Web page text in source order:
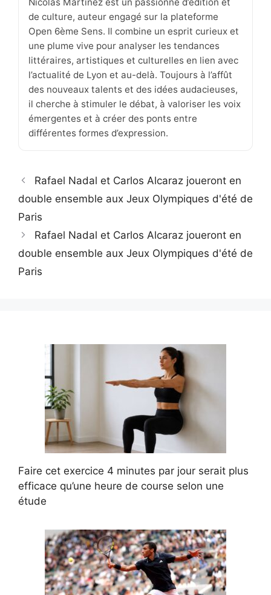
de culture, auteur engagé sur la plateforme
Open 6ème Sens. Il combine un esprit curieux et
une plume vive pour analyser les tendances
littéraires, artistiques et culturelles en lien avec
l’actualité de Lyon et au-delà. Toujours à l’affût
des nouveaux talents et des idées audacieuses,
il cherche à stimuler le débat, à valoriser les voix
émergentes et à créer des ponts entre
différentes formes d’expression.
Rafael Nadal et Carlos Alcaraz joueront en
double ensemble aux Jeux Olympiques d'été de
Paris
Rafael Nadal et Carlos Alcaraz joueront en
double ensemble aux Jeux Olympiques d'été de
Paris
Faire cet exercice 4 minutes par jour serait plus
efficace qu’une heure de course selon une
étude